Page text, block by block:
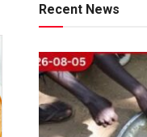
Recent News